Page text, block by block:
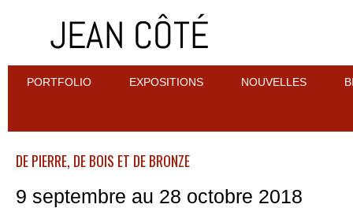
PORTFOLIO EXPOSITIONS NOUVELLES
DE PIERRE, DE BOIS ET DE BRONZE
9 septembre au 28 octobre 2018